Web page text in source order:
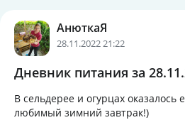
АнюткаЯ
28.11.2022 21:22
Дневник питания за
В сельдерее и огурцах
любимый зимний завтрак!)